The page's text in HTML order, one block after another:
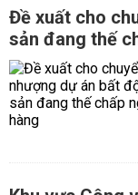
Đề xuất cho
sản đang thế